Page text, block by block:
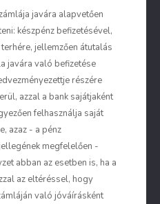
javára alapvetően
készpénz befizetésével,
jellemzően átutalás
javára való befizetése
részére
azzal a bank sajátjaként
felhasználja saját
azaz - a pénz
megfelelően -
abban az esetben is, ha a
az eltéréssel, hogy
való jóváírásként